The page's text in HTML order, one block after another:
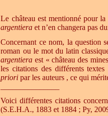
Le château est mentionné pour
argentiera et n’en changera pas
Concernant ce nom, la question
roman ou le mot du latin
argentiera est « château des
les citations des différents
priori par les auteurs , ce qui
Voici différentes citations
(S.E.H.A., 1883 et 1884 ; Py,